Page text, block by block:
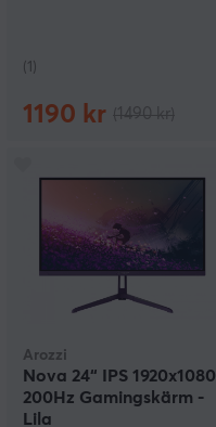
(1)
1190 kr
Arozzi
Nova 24“ IPS 1920x1080
200Hz Gamingskärm -
Lila